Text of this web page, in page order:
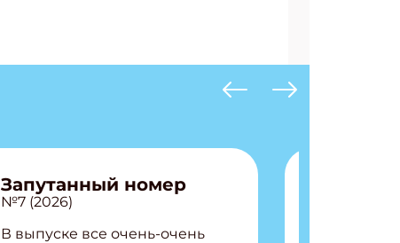
Запутанный номер
№7 (2026)
В выпуске все очень-очень